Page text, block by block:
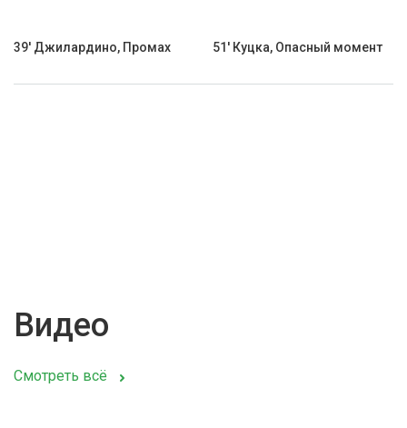
39' Джилардино, Промах 51' Куцка, Опасный момент
Видео
Смотреть всё